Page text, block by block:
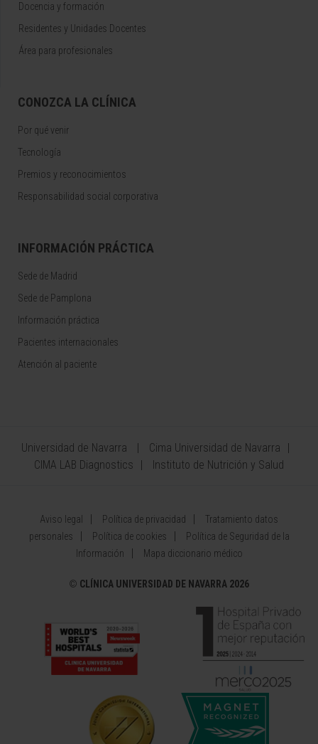
Docencia y formación
Residentes y Unidades Docentes
Área para profesionales
CONOZCA LA CLÍNICA
Por qué venir
Tecnología
Premios y reconocimientos
Responsabilidad social corporativa
INFORMACIÓN PRÁCTICA
Sede de Madrid
Sede de Pamplona
Información práctica
Pacientes internacionales
Atención al paciente
Universidad de Navarra
Cima Universidad de Navarra
CIMA LAB Diagnostics
Instituto de Nutrición y Salud
Aviso legal Política de privacidad
Tratamiento datos
personales
Política de cookies
Política de Seguridad de la
Información
Mapa diccionario médico
© CLÍNICA UNIVERSIDAD DE NAVARRA 2026